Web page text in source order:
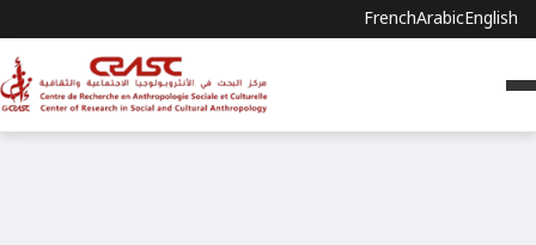
FrenchArabicEnglish